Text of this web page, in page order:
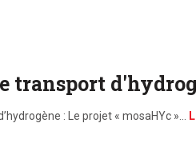
transport
: Le projet « mosaHYc »…